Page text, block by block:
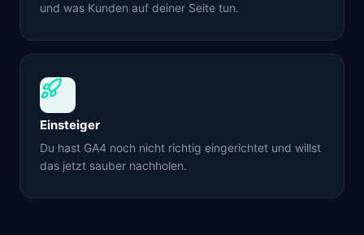
und was Kunden auf deiner Seite tun.
Einsteiger
Du hast GA4 noch nicht richtig eingerichtet und willst
das jetzt sauber nachholen.